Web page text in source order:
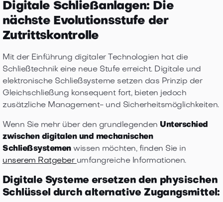
Digitale Schließanlagen: Die
nächste Evolutionsstufe der
Zutrittskontrolle
Mit der Einführung digitaler Technologien hat die
Schließtechnik eine neue Stufe erreicht. Digitale und
elektronische Schließsysteme setzen das Prinzip der
Gleichschließung konsequent fort, bieten jedoch
zusätzliche Management- und Sicherheitsmöglichkeiten.
Wenn Sie mehr über den grundlegenden Unterschied
zwischen digitalen und mechanischen
Schließsystemenwissen möchten, finden Sie in
unserem Ratgeber umfangreiche Informationen.
Digitale Systeme ersetzen den physischen
Schlüssel durch alternative Zugangsmittel: